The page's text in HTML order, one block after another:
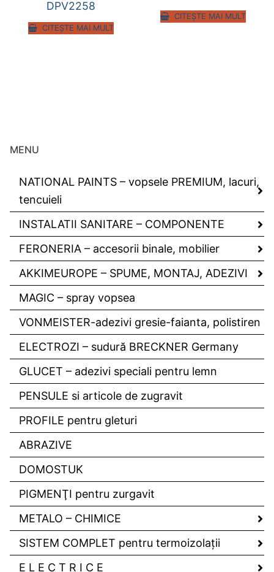
DPV2258
CITEȘTE MAI MULT
CITEȘTE MAI MULT
MENU
NATIONAL PAINTS – vopsele PREMIUM, lacuri,
tencuieli
INSTALATII SANITARE – COMPONENTE
FERONERIA – accesorii binale, mobilier
AKKIMEUROPE – SPUME, MONTAJ, ADEZIVI
MAGIC – spray vopsea
VONMEISTER-adezivi gresie-faianta, polistiren
ELECTROZI – sudură BRECKNER Germany
GLUCET – adezivi speciali pentru lemn
PENSULE si articole de zugravit
PROFILE pentru gleturi
ABRAZIVE
DOMOSTUK
PIGMENŢI pentru zurgavit
METALO – CHIMICE
SISTEM COMPLET pentru termoizolaţii
E L E C T R I C E